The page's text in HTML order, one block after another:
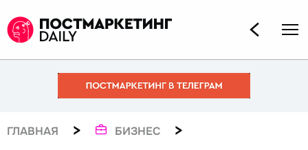
ГЛАВНАЯ > БИЗНЕС >